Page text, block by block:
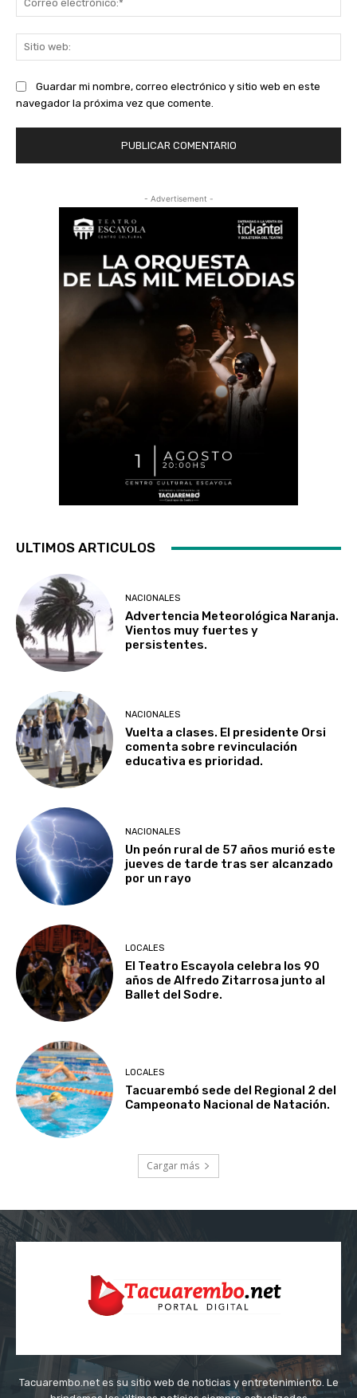
Guardar mi nombre, correo electrónico y sitio web en este
navegador la próxima vez que comente.
- Advertisement -
ULTIMOS ARTICULOS
NACIONALES
Advertencia Meteorológica Naranja.
Vientos muy fuertes y
persistentes.
NACIONALES
Vuelta a clases. El presidente Orsi
comenta sobre revinculación
educativa es prioridad.
NACIONALES
Un peón rural de 57 años murió este
jueves de tarde tras ser alcanzado
por un rayo
LOCALES
El Teatro Escayola celebra los 90
años de Alfredo Zitarrosa junto al
Ballet del Sodre.
LOCALES
Tacuarembó sede del Regional 2 del
Campeonato Nacional de Natación.
Cargar más
Tacuarembo.net es su sitio web de noticias y entretenimiento. Le